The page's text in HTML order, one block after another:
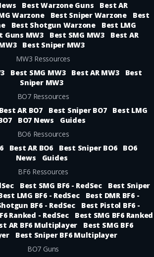
Best Warzone Guns
Best AR
Warzone Best Sniper Warzone
Best
Best Shotgun Warzone
Best LMG
Guns MW3 Best SMG MW3
Best AR
Best Sniper MW3
MW3 Ressources
Best SMG MW3 Best AR MW3
Best
Sniper MW3
BO7 Ressources
Best AR BO7 Best Sniper BO7
Best LMG
BO7 News
Guides
BO6 Ressources
Best AR BO6 Best Sniper BO6
BO6
News
Guides
BF6 Ressources
Best SMG BF6 - RedSec
Best Sniper
LMG BF6 - RedSec
Best DMR BF6 -
BF6 - RedSec
Best Pistol BF6 -
Ranked - RedSec
Best SMG BF6 Ranked
AR BF6 Multiplayer
Best SMG BF6
Best Sniper BF6 Multiplayer
BO7 Guns